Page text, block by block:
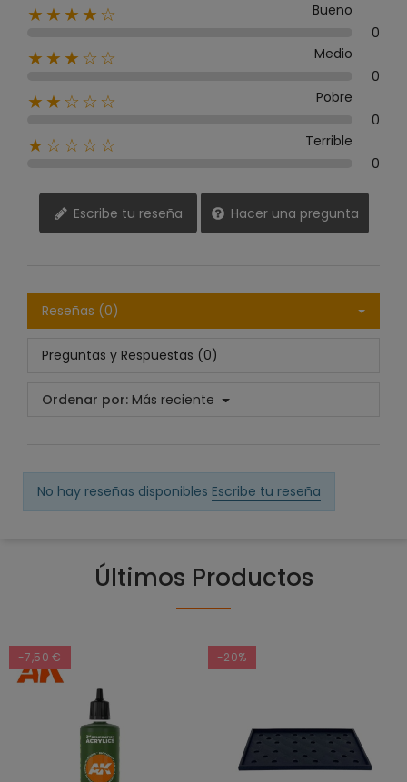
★★★★☆
Bueno
0
★★★☆☆
Medio
0
★★☆☆☆
Pobre
0
★☆☆☆☆
Terrible
0
Escribe tu reseña Hacer una pregunta
Reseñas (0)
Preguntas y Respuestas (0)
Ordenar por: Más reciente
No hay reseñas disponibles Escribe tu reseña
Últimos Productos
-7,50 € -20%